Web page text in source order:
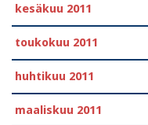
kesäkuu 2011
toukokuu 2011
huhtikuu 2011
maaliskuu 2011